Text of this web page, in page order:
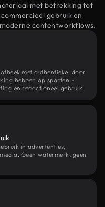
met betrekking tot
gebruik en
contentworkflows.
met authentieke, door
hebben op sporten –
en redactioneel gebruik.
in advertenties,
Geen watermerk, geen